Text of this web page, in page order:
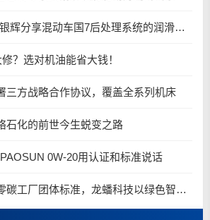
雅富顿OEM经理王银辉分享混动车国7后处理系统的润滑油要求
？选对机油能省大钱！
三方战略合作协议，覆盖全系列机床
石化的前世今生蜕变之路
0W-20用认证和标准说话
【龙蟠科技】参编零碳工厂团体标准，龙蟠科技以绿色智造锚定零碳未来